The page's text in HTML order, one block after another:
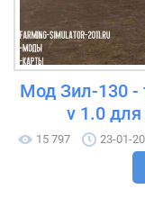
Мод Зил-130 -
v 1.0
15 797 23-01-